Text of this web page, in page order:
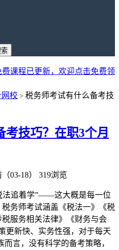
费课程已更新，欢迎点击免费领
网校 > 税务师考试有什么备考技
技巧？在职3个月
03-18） 319浏览
法追着学”——这大概是每一位
务师考试涵盖《税法一》《税
服务相关法律》《财务与会
更新快、实务性强，对于每天
言，没有科学的备考策略，